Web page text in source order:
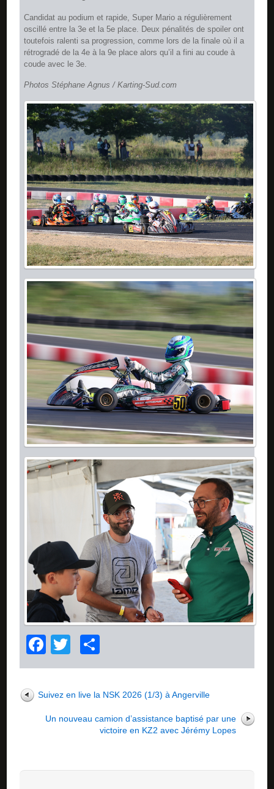
Candidat au podium et rapide, Super Mario a régulièrement
oscillé entre la 3e et la 5e place. Deux pénalités de spoiler ont
toutefois ralenti sa progression, comme lors de la finale où il a
rétrogradé de la 4e à la 9e place alors qu’il a fini au coude à
coude avec le 3e.
Photos Stéphane Agnus / Karting-Sud.com
Facebook
Twitter
Suivez en live la NSK 2026 (1/3) à Angerville
Un nouveau camion d’assistance baptisé par une
victoire en KZ2 avec Jérémy Lopes